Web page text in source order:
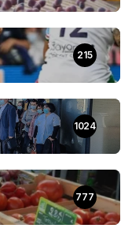
215
1024
777